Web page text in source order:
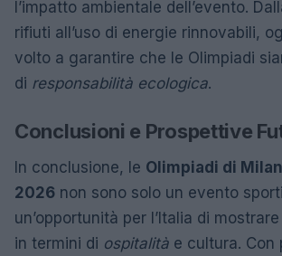
l’impatto ambientale dell’evento.
rifiuti all’uso di energie rinnovabili,
volto a garantire che le Olimpiadi
di responsabilità ecologica.
Conclusioni e Prospettive
In conclusione, le Olimpiadi di
2026 non sono solo un evento
un’opportunità per l’Italia di
in termini di ospitalità e cultura. Con